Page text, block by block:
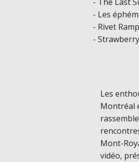
- Les
- Rivet
-
Les
Montréal
Mont-
vidéo,